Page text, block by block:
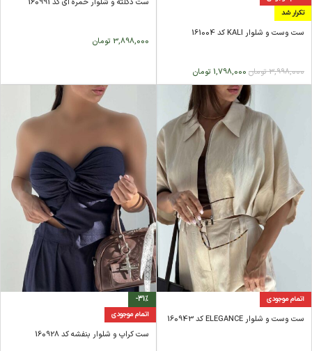
تکرار شد
ست وست و شلوار KALI کد 161004
3,998,000تومان 1,798,000 تومان
ست دکلته و شلوار خمره ای کد 160991
3,898,000 تومان
اتمام موجودی
ست وست و شلوار ELEGANCE کد 160943
-31%
اتمام موجودی
ست کراپ و شلوار بنفشه کد 160928